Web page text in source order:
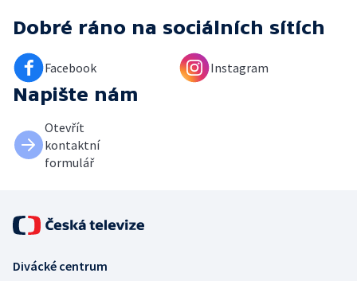
Dobré ráno na sociálních sítích
Facebook Instagram
Napište nám
Otevřít
kontaktní
formulář
Divácké centrum